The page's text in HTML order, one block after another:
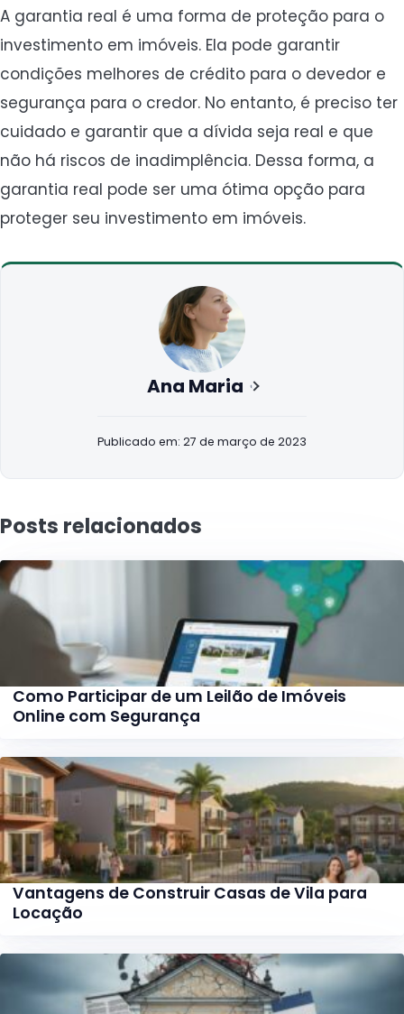
A garantia real é uma forma de proteção para o
investimento em imóveis. Ela pode garantir
condições melhores de crédito para o devedor e
segurança para o credor. No entanto, é preciso ter
cuidado e garantir que a dívida seja real e que
não há riscos de inadimplência. Dessa forma, a
garantia real pode ser uma ótima opção para
proteger seu investimento em imóveis.
Ana Maria
Publicado em: 27 de março de 2023
Posts relacionados
Como Participar de um Leilão de Imóveis
Online com Segurança
Vantagens de Construir Casas de Vila para
Locação